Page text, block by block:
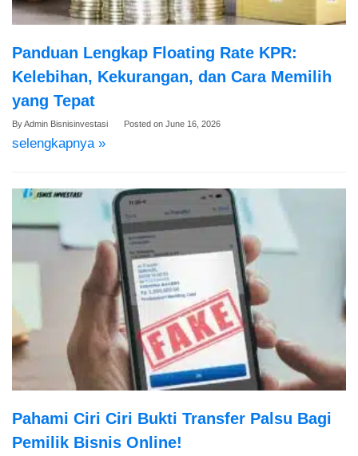
Panduan Lengkap Floating Rate KPR:
Kelebihan, Kekurangan, dan Cara Memilih
yang Tepat
ByAdmin Bisnisinvestasi Posted on June 16, 2026
selengkapnya »
Pahami Ciri Ciri Bukti Transfer Palsu Bagi
Pemilik Bisnis Online!